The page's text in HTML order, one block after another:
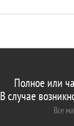
Полное или
В случае
Все